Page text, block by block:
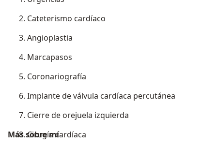
Cateterismo cardíaco
Angioplastia
Marcapasos
Coronariografía
Implante de válvula cardíaca percutánea
Cierre de orejuela izquierda
Cirugía cardíaca
Más sobre mí